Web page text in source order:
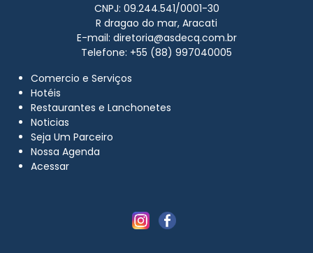
CNPJ: 09.244.541/0001-30
R dragao do mar, Aracati
E-mail: diretoria@asdecq.com.br
Telefone: +55 (88) 997040005
Comercio e Serviços
Hotéis
Restaurantes e Lanchonetes
Noticias
Seja Um Parceiro
Nossa Agenda
Acessar